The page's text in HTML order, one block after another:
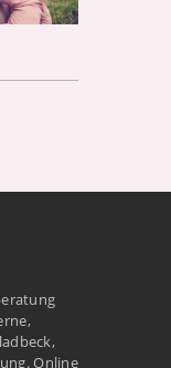
Online